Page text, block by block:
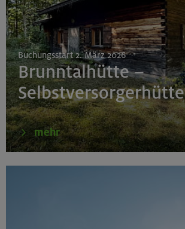
Buchungsstart 2. März 2026
Brunntalhütte –
Selbstversorgerhütte
mehr